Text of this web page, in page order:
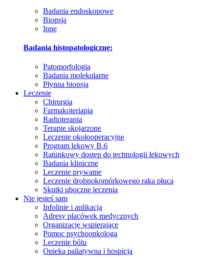
Badania endoskopowe
Biopsja
Inne
Badania histopatologiczne:
Patomorfologia
Badania molekularne
Płynna biopsja
Leczenie
Chirurgia
Farmakoteriapia
Radioterapia
Terapie skojarzone
Leczenie okołooperacyjne
Program lekowy B.6
Ratunkowy dostęp do technologii lekowych
Badania kliniczne
Leczenie prywatne
Leczenie drobnokomórkowego raka płuca
Skutki uboczne leczenia
Nie jesteś sam
Infolinie i aplikacja
Adresy placówek medycznych
Organizacje wspierające
Pomoc psychoonkologa
Leczenie bólu
Opieka paliatywna i hospicja